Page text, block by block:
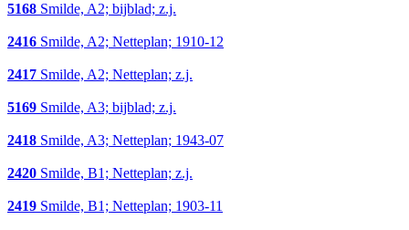
5168 Smilde, A2; bijblad; z.j.
2416 Smilde, A2; Netteplan; 1910-12
2417 Smilde, A2; Netteplan; z.j.
5169 Smilde, A3; bijblad; z.j.
2418 Smilde, A3; Netteplan; 1943-07
2420 Smilde, B1; Netteplan; z.j.
2419 Smilde, B1; Netteplan; 1903-11